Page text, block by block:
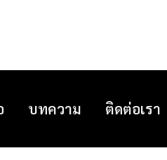
บทความ ติดต่อเรา